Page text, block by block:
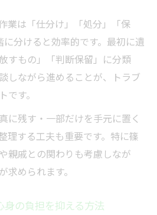
品整理の安心ステップ
遺品整理ステップを解説
を分かりやすく紹介
品整理の進行方法
現する整理の工夫
わず進める整理術のコツ
る遺品整理の工夫ポイント
いく片付けをする方法
る安心遺品整理の方法
業は「仕分け」「処分」「保
分けると効率的です。最初に遺
すもの」「判断保留」に分類
しながら進めることが、トラブ
す。
に残す・一部だけを手元に置く
理する工夫も重要です。特に篠
親戚との関わりも考慮しなが
求められます。
の負担を抑える方法